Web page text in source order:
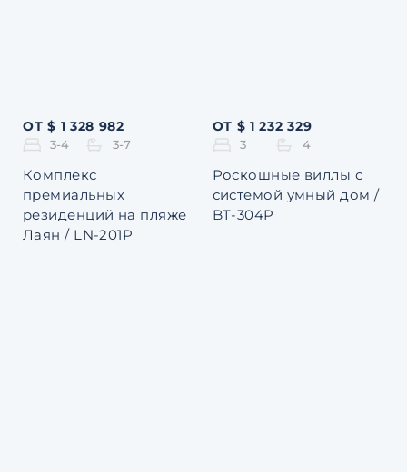
ОТ $ 1 328 982
3-4 3-7
Комплекс
премиальных
резиденций на пляже
Лаян / LN-201P
ОТ $ 1 232 329
3 4
Роскошные виллы с
системой умный дом /
BT-304P